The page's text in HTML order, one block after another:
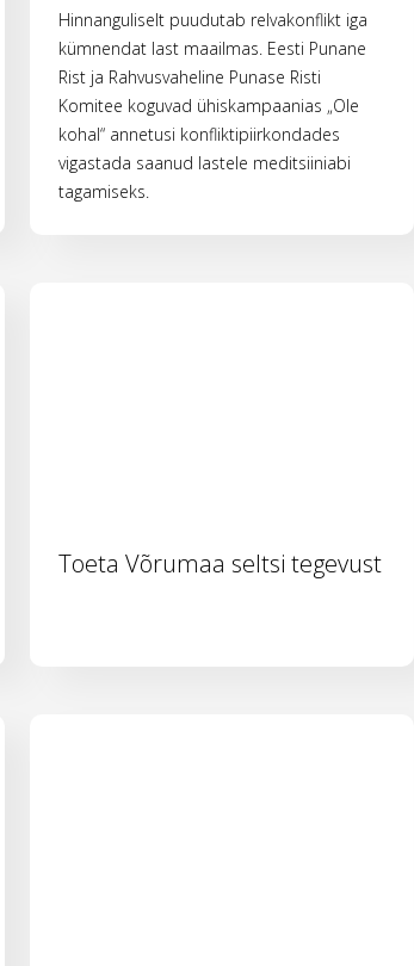
Hinnanguliselt puudutab relvakonflikt iga
kümnendat last maailmas. Eesti Punane
Rist ja Rahvusvaheline Punase Risti
Komitee koguvad ühiskampaanias „Ole
kohal“ annetusi konfliktipiirkondades
vigastada saanud lastele meditsiiniabi
tagamiseks.
Toeta Võrumaa seltsi tegevust